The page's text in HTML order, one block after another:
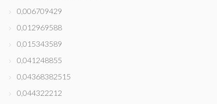
0,006709429
0,012969588
0,015343589
0,041248855
0,04368382515
0,044322212